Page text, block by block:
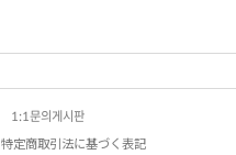
1:1문의게시판
特定商取引法に基づく表記